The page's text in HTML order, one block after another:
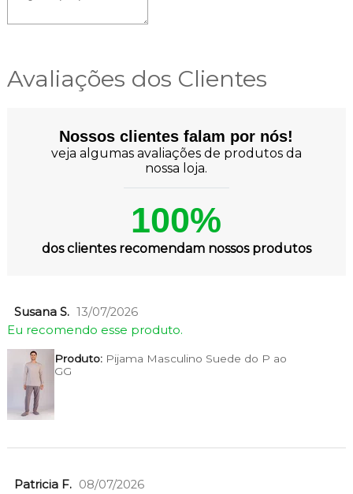
Avaliações dos Clientes
Nossos clientes falam por nós!
veja algumas avaliações de produtos da
nossa loja.
100%
dos clientes recomendam nossos produtos
Susana S. 13/07/2026
Eu recomendo esse produto.
Produto:Pijama Masculino Suede do P ao
GG
Patricia F. 08/07/2026